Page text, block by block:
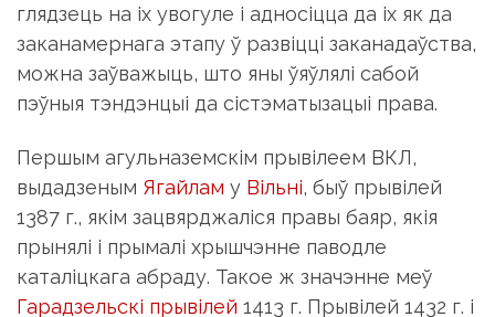
глядзець на іх увогуле і адносіцца да іх як да
заканамернага этапу ў развіцці заканадаўства,
можна заўважыць, што яны ўяўлялі сабой
пэўныя тэндэнцыі да сістэматызацыі права.
Першым агульназемскім прывілеем ВКЛ,
выдадзеным Ягайлам у Вільні, быў прывілей
1387 г., якім зацвярджаліся правы баяр, якія
прынялі і прымалі хрышчэнне паводле
каталіцкага абраду. Такое ж значэнне меў
Гарадзельскі прывілей 1413 г. Прывілей 1432 г. і